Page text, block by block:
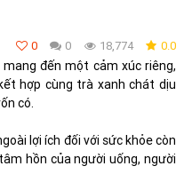
0 0 18,774 0.0
đến một cảm xúc riêng,
hợp cùng trà xanh chát dịu
có.
lợi ích đối với sức khỏe còn
hồn của người uống, người